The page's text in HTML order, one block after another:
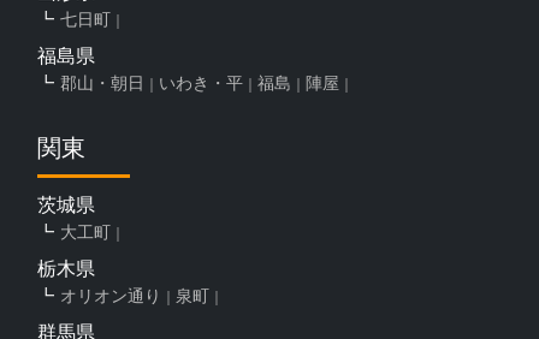
七日町
福島県
郡山・朝日 いわき・平 福島 陣屋
関東
茨城県
大工町
栃木県
オリオン通り 泉町
群馬県